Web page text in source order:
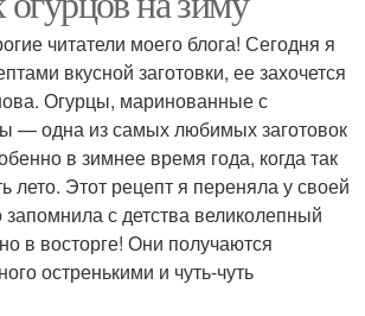
читатели моего блога! Сегодня я
вкусной заготовки, ее захочется
Огурцы, маринованные с
— одна из самых любимых заготовок
в зимнее время года, когда так
лето. Этот рецепт я переняла у своей
с детства великолепный
в восторге! Они получаются
остренькими и чуть-чуть